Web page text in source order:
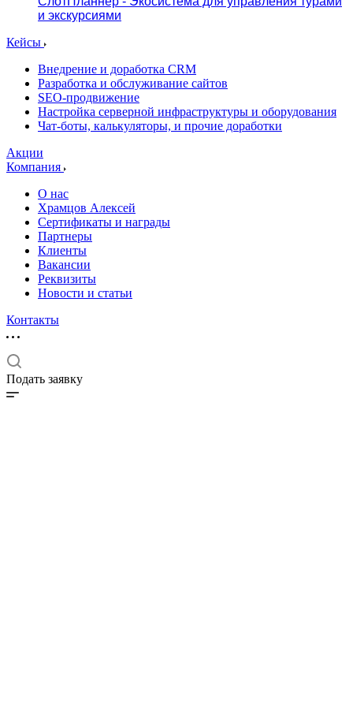
и экскурсиями
Кейсы
Внедрение и доработка CRM
Разработка и обслуживание сайтов
SEO-продвижение
Настройка серверной инфраструктуры и оборудования
Чат-боты, калькуляторы, и прочие доработки
Акции
Компания
О нас
Храмцов Алексей
Сертификаты и награды
Партнеры
Клиенты
Вакансии
Реквизиты
Новости и статьи
Контакты
Подать заявку